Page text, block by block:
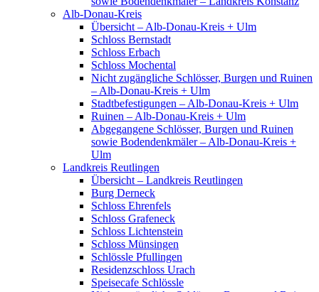
Alb-Donau-Kreis
Übersicht – Alb-Donau-Kreis + Ulm
Schloss Bernstadt
Schloss Erbach
Schloss Mochental
Nicht zugängliche Schlösser, Burgen und Ruinen
– Alb-Donau-Kreis + Ulm
Stadtbefestigungen – Alb-Donau-Kreis + Ulm
Ruinen – Alb-Donau-Kreis + Ulm
Abgegangene Schlösser, Burgen und Ruinen
sowie Bodendenkmäler – Alb-Donau-Kreis +
Ulm
Landkreis Reutlingen
Übersicht – Landkreis Reutlingen
Burg Derneck
Schloss Ehrenfels
Schloss Grafeneck
Schloss Lichtenstein
Schloss Münsingen
Schlössle Pfullingen
Residenzschloss Urach
Speisecafe Schlössle